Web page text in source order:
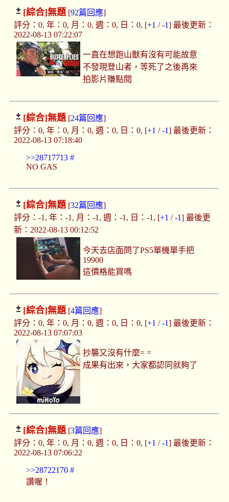
[綜合]無題[92篇回應]
評分：0, 年：0, 月：0, 週：0, 日：0, [+1 /-1] 最後更新：
2022-08-13 07:22:07
一直在想跑山獸有沒有可能故意
不發現登山者，等死了之後再來
拍影片賺點閱
[綜合]無題[24篇回應]
評分：0, 年：0, 月：0, 週：0, 日：0, [+1 /-1] 最後更新：
2022-08-13 07:18:40
>>28717713#
NO GAS
[綜合]無題[32篇回應]
評分：-1, 年：-1, 月：-1, 週：-1, 日：-1, [+1 /-1] 最後更
新：2022-08-13 00:12:52
今天去店面問了PS5單機單手把
19900
這價格能買嗎
[綜合]無題[4篇回應]
評分：0, 年：0, 月：0, 週：0, 日：0, [+1 /-1] 最後更新：
2022-08-13 07:07:03
抄襲又沒有什麼= =
成果有出來，大家都認同就夠了
[綜合]無題[3篇回應]
評分：0, 年：0, 月：0, 週：0, 日：0, [+1 /-1] 最後更新：
2022-08-13 07:06:22
>>28722170#
讚喔！